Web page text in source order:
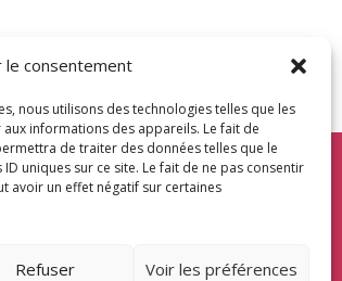
le consentement
nous utilisons des technologies telles que les
informations des appareils. Le fait de
de traiter des données telles que le
uniques sur ce site. Le fait de ne pas consentir
avoir un effet négatif sur certaines
Refuser Voir les préférences